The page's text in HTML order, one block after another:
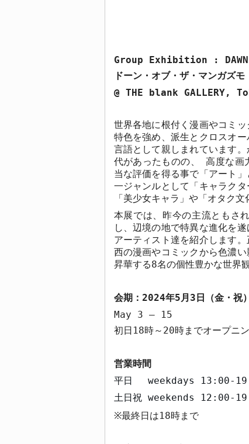
Group Exhibition : DAWN
ドーン・オブ・ザ・マンガズモ
@ THE blank GALLERY,
世界各地に根付く漫画やコミ
特色を強め、派生とクロスオ
言語として親しまれています
代があったものの、 高度な画
当な評価を得る事で「アート
一ジャンルとして「キャラク
「美少女キャラ」や「オタク
本展では、昨今の主流ともさ
し、辺境の地で特異な進化を
アーティスト達を紹介します
西の漫画やコミックから色濃
昇華する8名の個性豊かな世界
会期： 2024年5月 3 日（金・祝
May 3 – 15
初日 18時～ 20時までオープニ
営業時間
平日 weekdays
13:00-
土日祝 weekends 12:00-
※最終日は18時まで